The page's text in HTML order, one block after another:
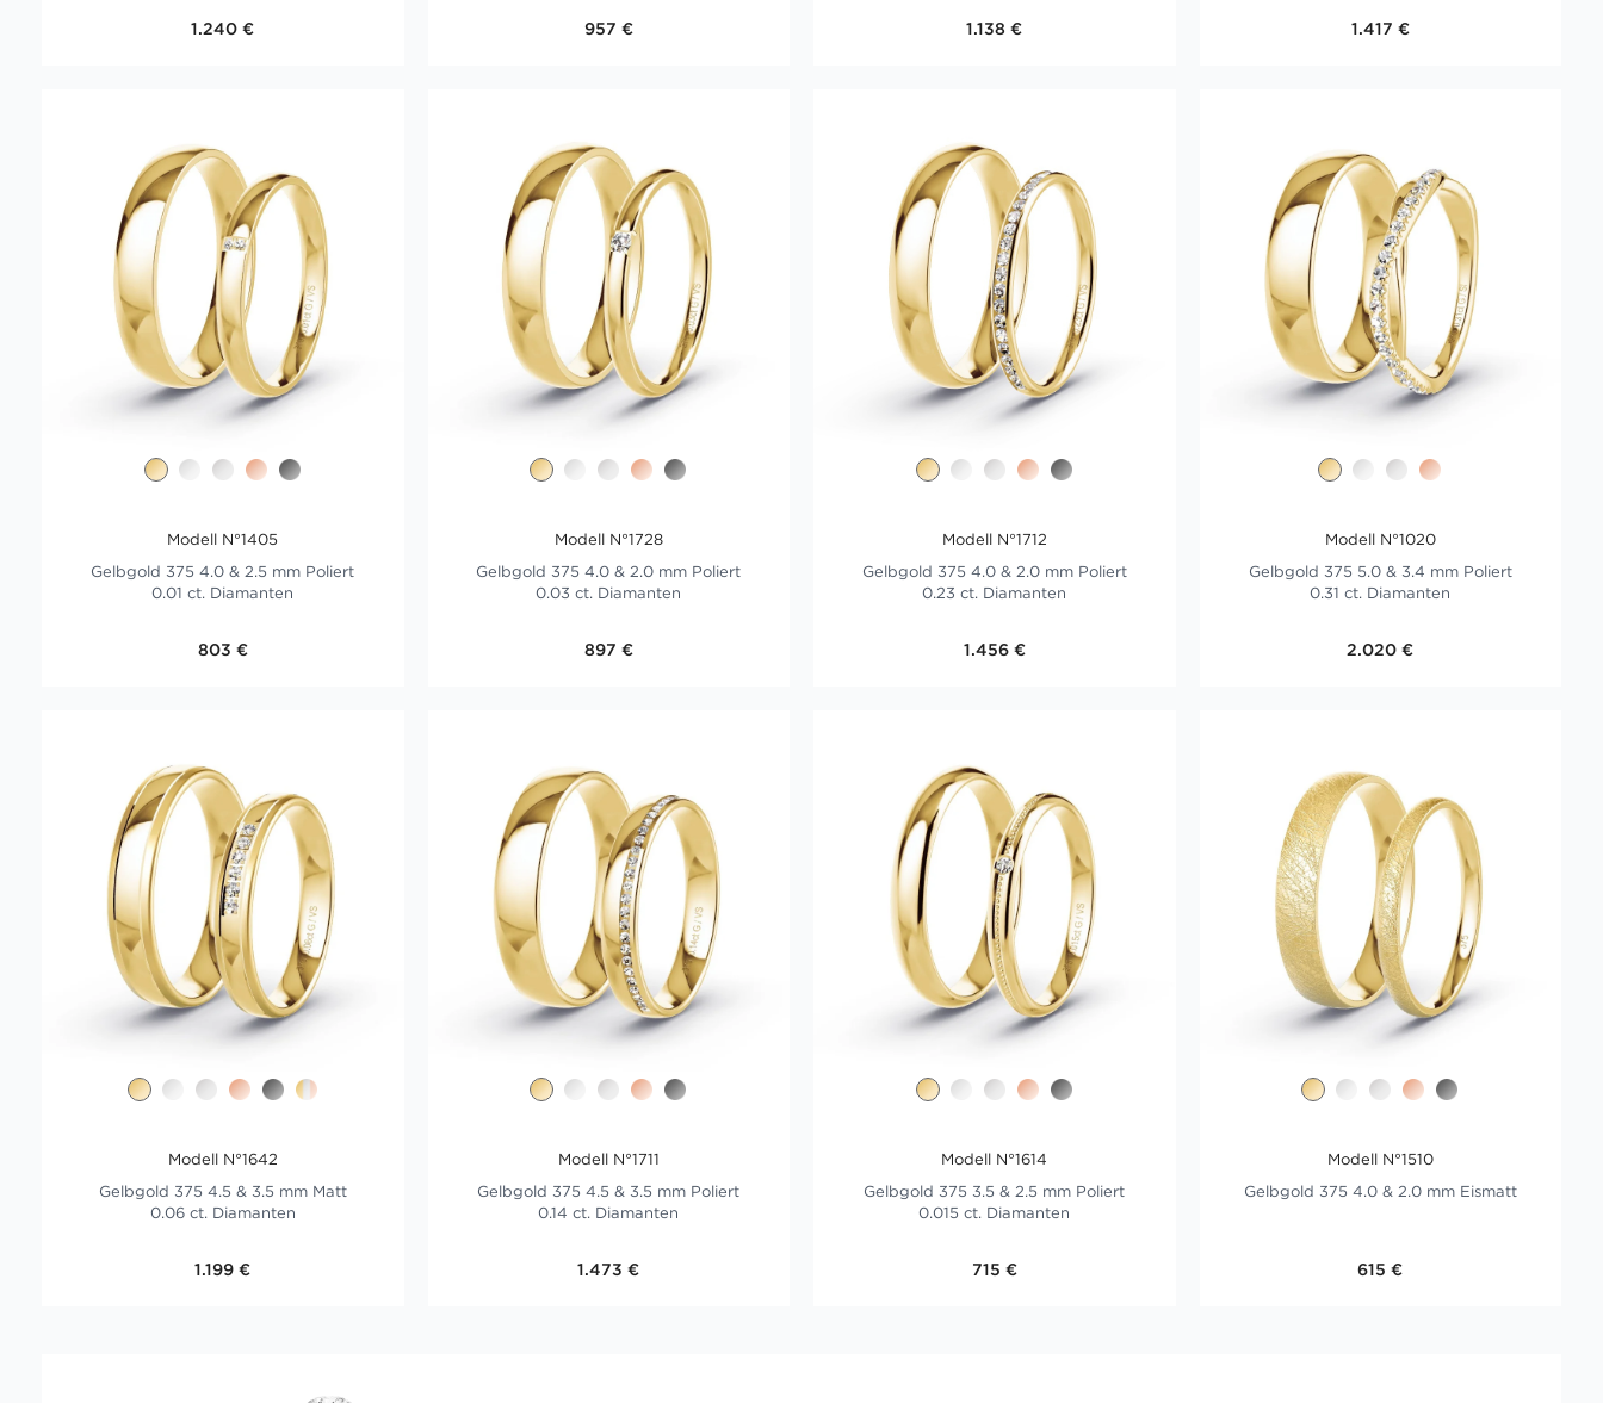
1.240 € 957 € 1.138 € 1.417 €
Modell N°1405
Gelbgold 375 4.0 & 2.5 mm Poliert
0.01 ct. Diamanten
803 €
Modell N°1728
Gelbgold 375 4.0 & 2.0 mm Poliert
0.03 ct. Diamanten
897 €
Modell N°1712
Gelbgold 375 4.0 & 2.0 mm Poliert
0.23 ct. Diamanten
1.456 €
Modell N°1020
Gelbgold 375 5.0 & 3.4 mm Poliert
0.31 ct. Diamanten
2.020 €
Modell N°1642
Gelbgold 375 4.5 & 3.5 mm Matt
0.06 ct. Diamanten
1.199 €
Modell N°1711
Gelbgold 375 4.5 & 3.5 mm Poliert
0.14 ct. Diamanten
1.473 €
Modell N°1614
Gelbgold 375 3.5 & 2.5 mm Poliert
0.015 ct. Diamanten
715 €
Modell N°1510
Gelbgold 375 4.0 & 2.0 mm Eismatt
615 €